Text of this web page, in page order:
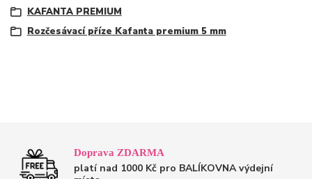
KAFANTA PREMIUM
Rozčesávací příze Kafanta premium 5 mm
Doprava ZDARMA
platí nad 1000 Kč pro BALÍKOVNA výdejní